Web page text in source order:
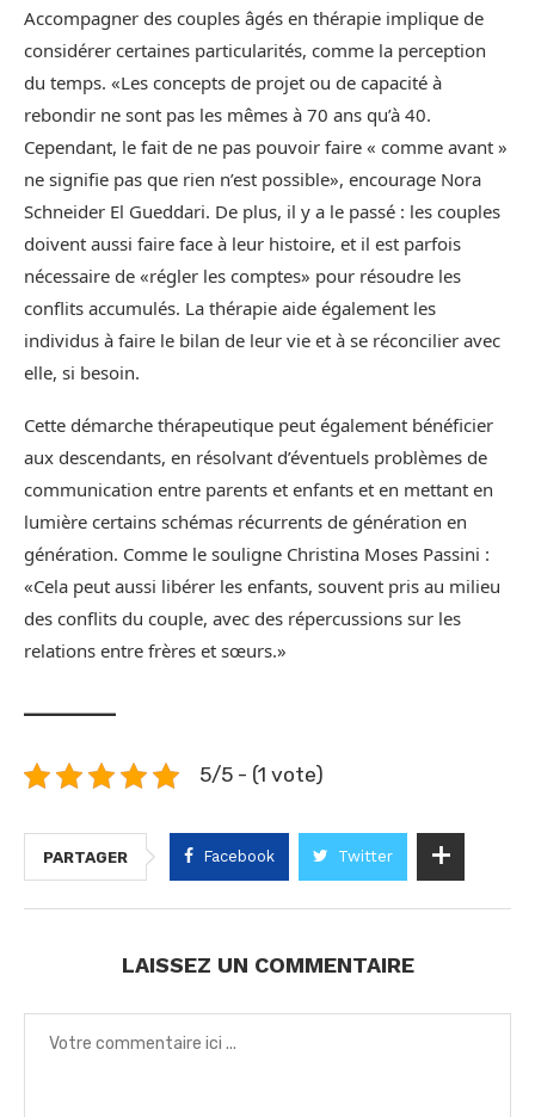
Accompagner des couples âgés en thérapie implique de
considérer certaines particularités, comme la perception
du temps. «Les concepts de projet ou de capacité à
rebondir ne sont pas les mêmes à 70 ans qu’à 40.
Cependant, le fait de ne pas pouvoir faire « comme avant »
ne signifie pas que rien n’est possible», encourage Nora
Schneider El Gueddari. De plus, il y a le passé : les couples
doivent aussi faire face à leur histoire, et il est parfois
nécessaire de «régler les comptes» pour résoudre les
conflits accumulés. La thérapie aide également les
individus à faire le bilan de leur vie et à se réconcilier avec
elle, si besoin.
Cette démarche thérapeutique peut également bénéficier
aux descendants, en résolvant d’éventuels problèmes de
communication entre parents et enfants et en mettant en
lumière certains schémas récurrents de génération en
génération. Comme le souligne Christina Moses Passini :
«Cela peut aussi libérer les enfants, souvent pris au milieu
des conflits du couple, avec des répercussions sur les
relations entre frères et sœurs.»
5/5 - (1 vote)
PARTAGER Facebook Twitter
LAISSEZ UN COMMENTAIRE